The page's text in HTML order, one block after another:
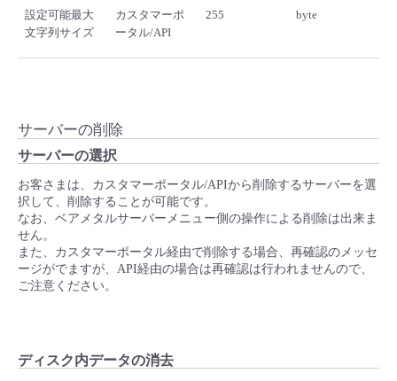
設定可能最大
文字列サイズ
カスタマーポ
ータル/API
255 byte
サーバーの削除
サーバーの選択
お客さまは、カスタマーポータル/APIから削除するサーバーを選
択して、削除することが可能です。
なお、ベアメタルサーバーメニュー側の操作による削除は出来ま
せん。
また、カスタマーポータル経由で削除する場合、再確認のメッセ
ージがでますが、API経由の場合は再確認は行われませんので、
ご注意ください。
ディスク内データの消去